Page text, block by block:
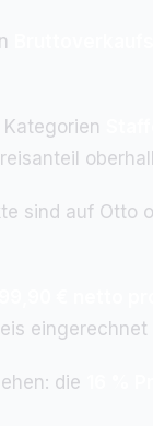
sind auf
eingerechnet
die